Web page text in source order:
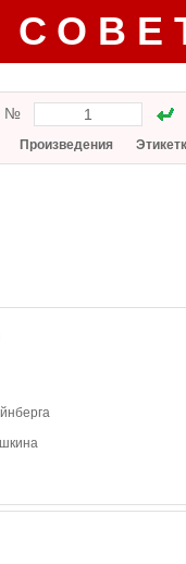
№
Произведения